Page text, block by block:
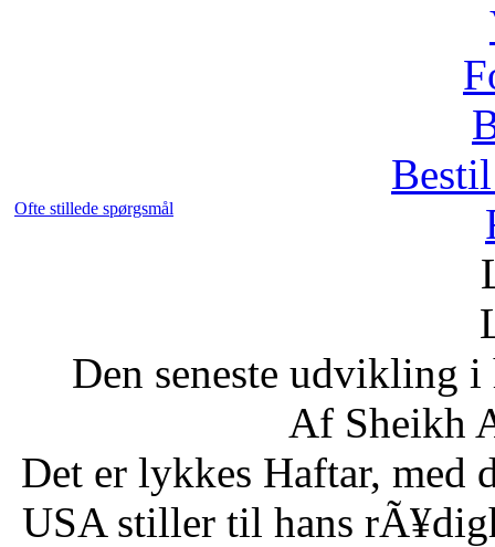
Ofte stillede spørgsmål
Den seneste udvikling
Af Sheikh
Det er lykkes Haftar, med
USA stiller til hans